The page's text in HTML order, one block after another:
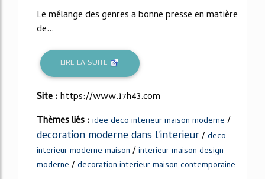
Le mélange des genres a bonne presse en matière
de...
LIRE LA SUITE
Site :https://www.17h43.com
Thèmes liés : idee deco interieur maison moderne /
decoration moderne dans l'interieur/deco
interieur moderne maison /interieur maison design
moderne /decoration interieur maison contemporaine